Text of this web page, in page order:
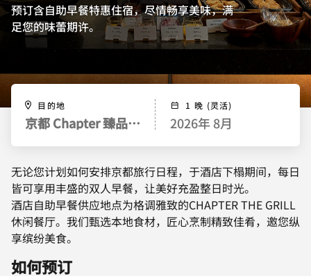
预订含自助早餐特惠住宿，尽情畅享美味，满
足您的味蕾期许。
目的地
京都 Chapter 臻品之选酒店
1 晚 (灵活)
2026年 8月
无论您计划如何安排京都旅行日程，于酒店下榻期间，每日
皆可享用丰盛的双人早餐，让美好充盈整日时光。
酒店自助早餐供应地点为格调雅致的CHAPTER THE GRILL
休闲餐厅。我们甄选本地食材，匠心烹制精致佳肴，邀您纵
享缤纷美食。
如何预订